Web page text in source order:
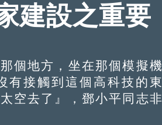
建設之重要
地方，坐在那個模擬機
有接觸到這個高科技的東
空去了』，鄧小平同志非